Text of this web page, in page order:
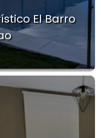
El Barro